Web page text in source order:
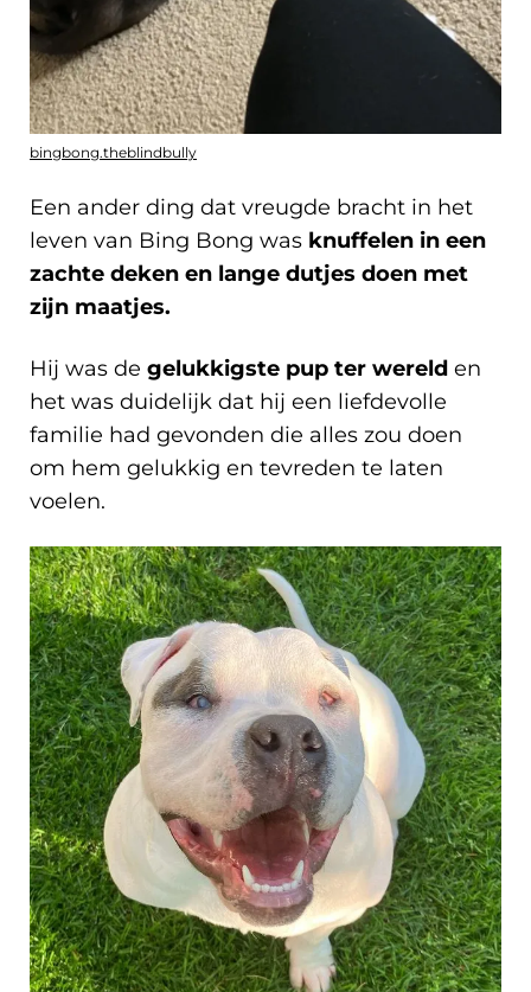
bingbong.theblindbully
Een ander ding dat vreugde bracht in het
leven van Bing Bong was knuffelen in een
zachte deken en lange dutjes doen met
zijn maatjes.
Hij was de gelukkigste pup ter wereld en
het was duidelijk dat hij een liefdevolle
familie had gevonden die alles zou doen
om hem gelukkig en tevreden te laten
voelen.